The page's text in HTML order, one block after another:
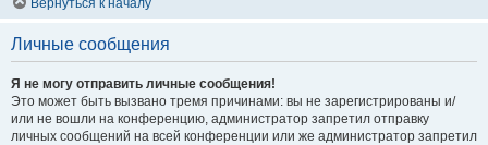
Вернуться к началу
Личные сообщения
Я не могу отправить личные сообщения!
Это может быть вызвано тремя причинами: вы не зарегистрированы и/
или не вошли на конференцию, администратор запретил отправку
личных сообщений на всей конференции или же администратор запретил